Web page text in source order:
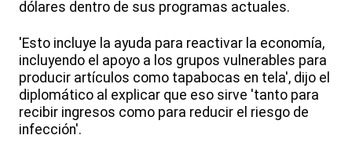
dólares dentro de sus programas actuales.
'Esto incluye la ayuda para reactivar la economía,
incluyendo el apoyo a los grupos vulnerables para
producir artículos como tapabocas en tela', dijo el
diplomático al explicar que eso sirve 'tanto para
recibir ingresos como para reducir el riesgo de
infección'.